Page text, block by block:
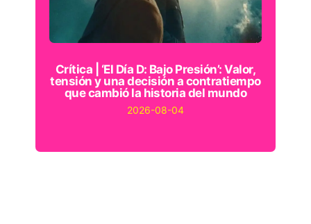
Crítica | ‘El Día D: Bajo Presión’: Valor,
tensión y una decisión a contratiempo
que cambió la historia del mundo
2026-08-04